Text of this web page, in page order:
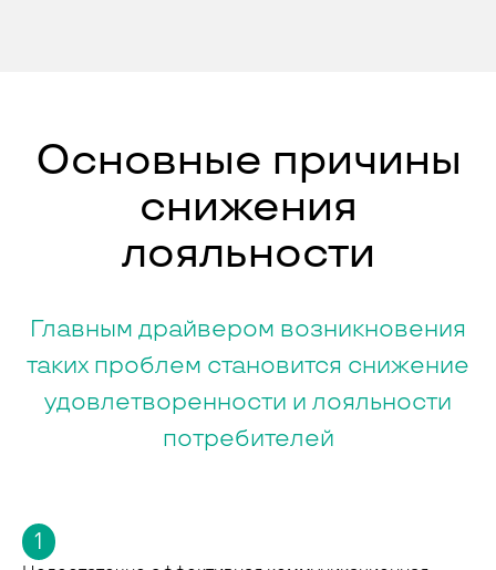
Основные причины
снижения
лояльности
Главным драйвером возникновения
таких проблем становится снижение
удовлетворенности и лояльности
потребителей
1